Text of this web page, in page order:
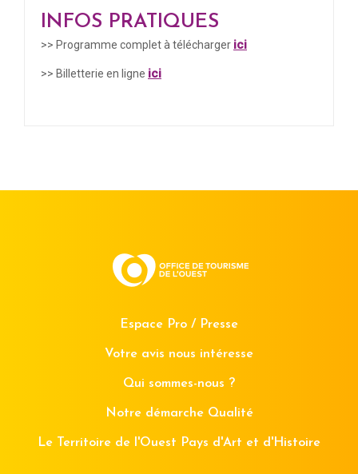
INFOS PRATIQUES
>> Programme complet à télécharger ici
>> Billetterie en ligne ici
Espace Pro / Presse
Votre avis nous intéresse
Qui sommes-nous ?
Notre démarche Qualité
Le Territoire de l'Ouest Pays d'Art et d'Histoire